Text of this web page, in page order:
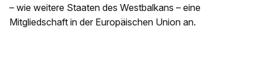
– wie weitere Staaten des Westbalkans – eine
Mitgliedschaft in der Europäischen Union an.